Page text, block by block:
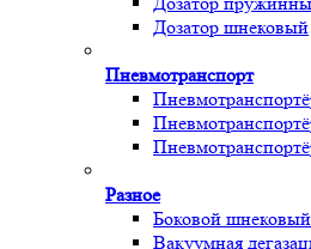
Дозатор шнековый
Пневмотранспорт
Разное
Боковой шнековый
Вакуумная